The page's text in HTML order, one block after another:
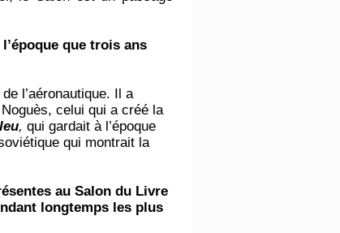
que trois ans
l’aéronautique. Il a
celui qui a créé la
, qui gardait à l’époque
qui montrait la
au Salon du Livre
longtemps les plus